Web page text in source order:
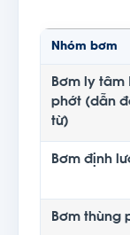
Nhóm bơm
Bơm ly tâm
phớt (dẫn
từ)
Bơm định
Bơm thùng